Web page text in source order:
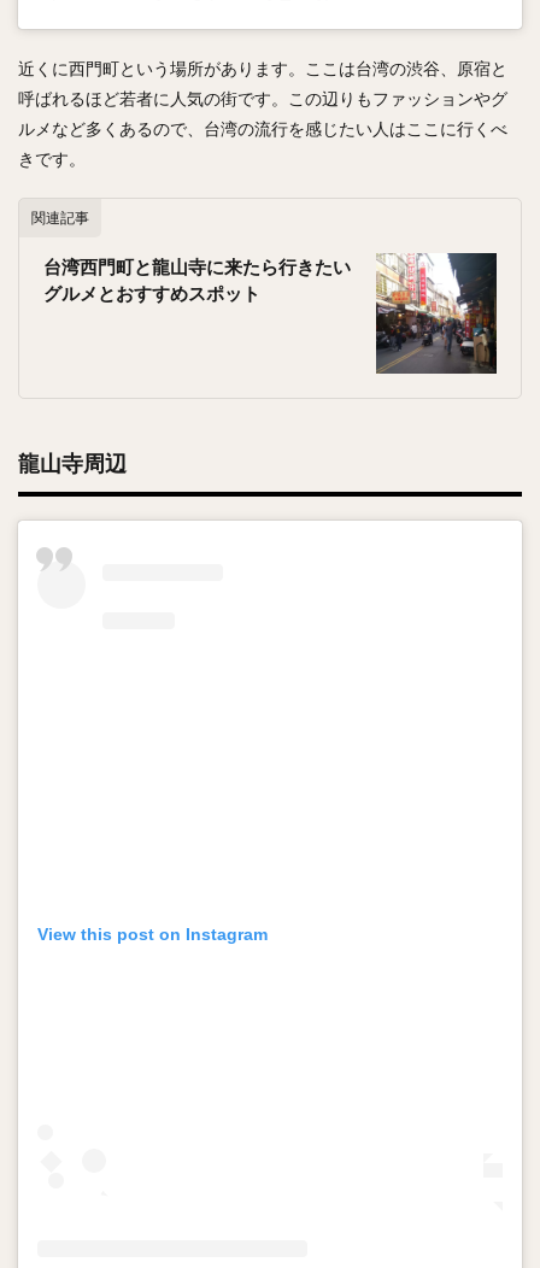
近くに西門町という場所があります。ここは台湾の渋谷、原宿と
呼ばれるほど若者に人気の街です。この辺りもファッションやグ
ルメなど多くあるので、台湾の流行を感じたい人はここに行くべ
きです。
関連記事
台湾西門町と龍山寺に来たら行きたい
グルメとおすすめスポット
龍山寺周辺
View this post on Instagram